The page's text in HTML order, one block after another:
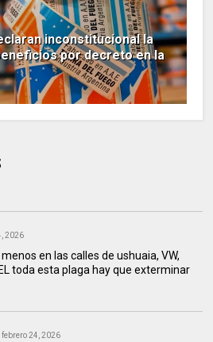
inconstitucional la
por decreto en la
2026
en las calles de ushuaia, VW,
toda esta plaga hay que exterminar
febrero 24, 2026